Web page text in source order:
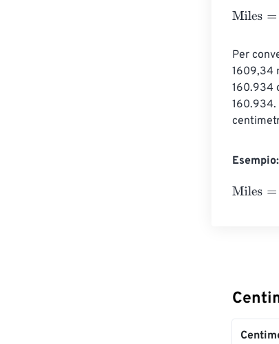
Miles
Per
1609,34
160.934
Miles